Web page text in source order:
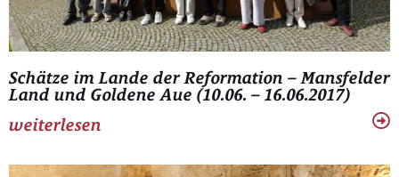
Schätze im Lande der Reformation – Mansfelder
Land und Goldene Aue (10.06. – 16.06.2017)
weiterlesen